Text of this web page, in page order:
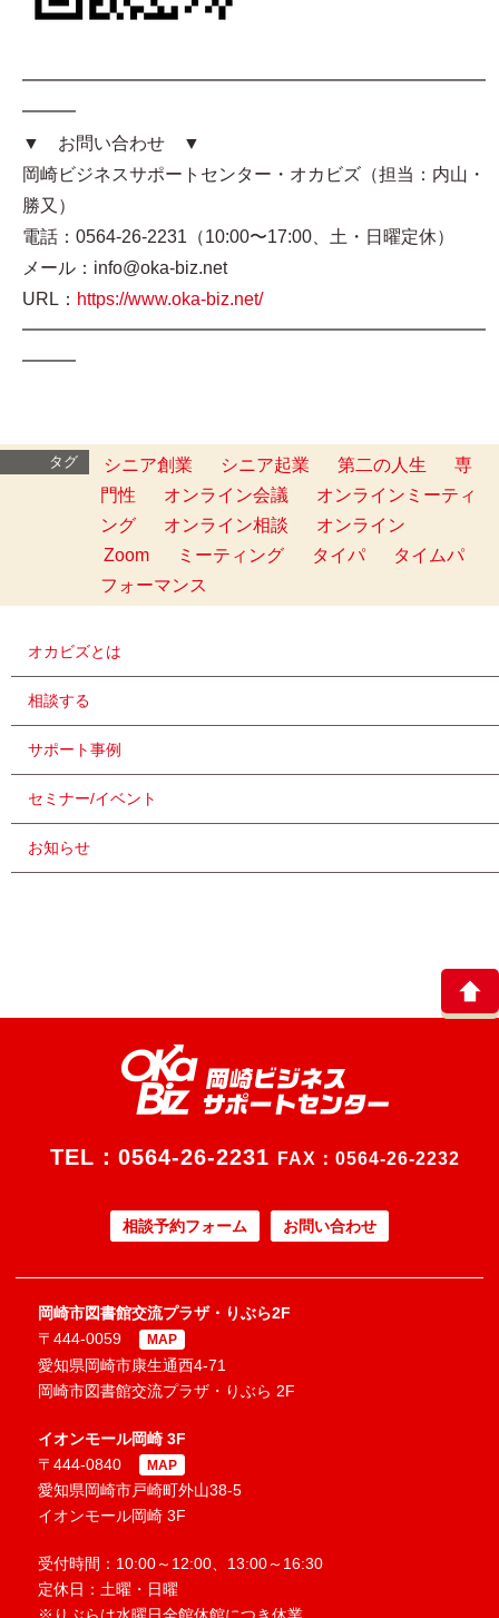
━━━━━━━━━━━━━━━━━━━━━━━━━━
━━━
▼ お問い合わせ ▼
岡崎ビジネスサポートセンター・オカビズ（担当：内山・
勝又）
電話：0564-26-2231（10:00〜17:00、土・日曜定休）
メール：info@oka-biz.net
URL： https://www.oka-biz.net/
━━━━━━━━━━━━━━━━━━━━━━━━━━
━━━
タグ シニア創業 シニア起業 第二の人生
専
門性
オンライン会議
オンラインミーティ
ング
オンライン相談
オンライン
Zoom
ミーティング タイパ
タイムパ
フォーマンス
オカビズとは
相談する
サポート事例
セミナー/イベント
お知らせ
TEL： 0564-26-2231 FAX：0564-26-2232
相談予約フォーム お問い合わせ
岡崎市図書館交流プラザ・りぶら2F
〒444-0059
MAP
愛知県岡崎市康生通西4-71
岡崎市図書館交流プラザ・りぶら 2F
イオンモール岡崎 3F
〒444-0840
MAP
愛知県岡崎市戸崎町外山38-5
イオンモール岡崎 3F
受付時間：10:00～12:00、13:00～16:30
定休日：土曜・日曜